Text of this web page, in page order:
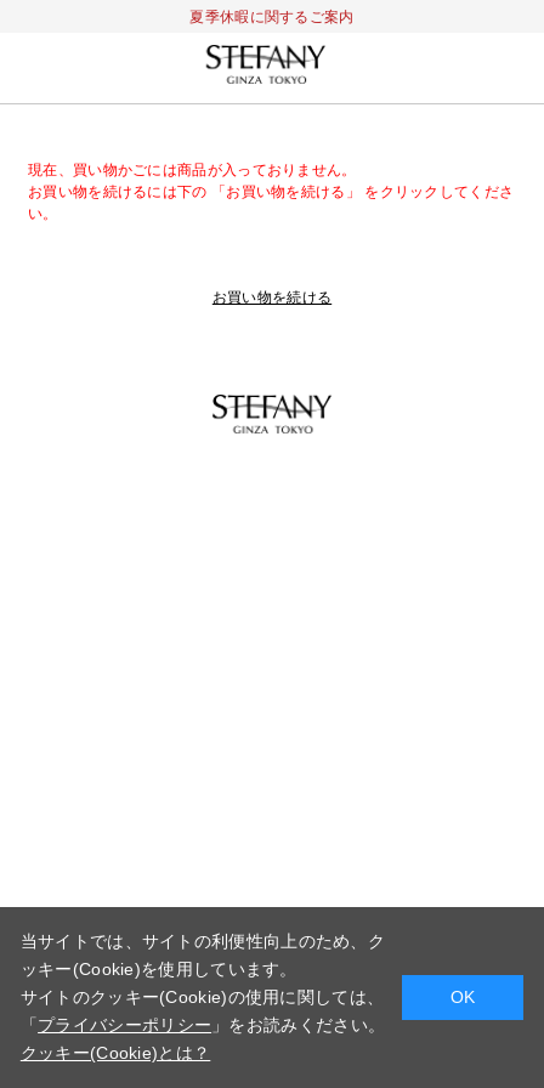
夏季休暇に関するご案内
現在、買い物かごには商品が入っておりません。
お買い物を続けるには下の 「お買い物を続ける」 をクリックしてくださ
い。
お買い物を続ける
当サイトでは、サイトの利便性向上のため、ク
ッキー(Cookie)を使用しています。
サイトのクッキー(Cookie)の使用に関しては、
「 プライバシーポリシー 」をお読みください。
クッキー(Cookie)とは？
OK